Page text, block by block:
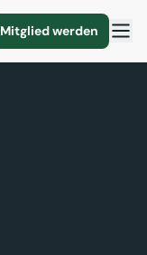
Mitglied werden